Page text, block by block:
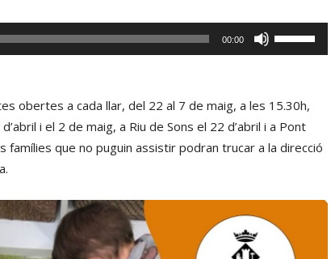
00:00
servir
avall
per
incrementar
obertes a cada llar, del 22 al 7 de maig, a les 15.30h,
i el 2 de maig, a Riu de Sons el 22 d’abril i a Pont
famílies que no puguin assistir podran trucar a la direcció